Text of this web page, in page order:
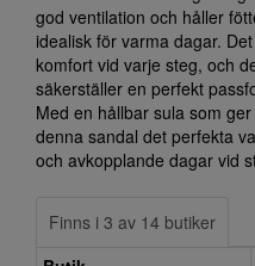
god ventilation och håller
idealisk för varma dagar.
komfort vid varje steg, och
säkerställer en perfekt
Med en hållbar sula som
denna sandal det perfekta
och avkopplande dagar vid
Finns i 3 av 14 butiker